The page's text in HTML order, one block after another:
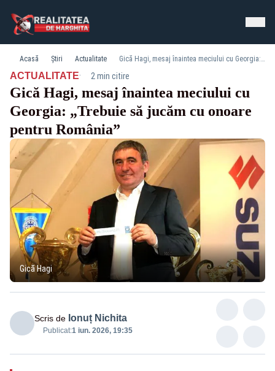
Acasă Știri Actualitate Gică Hagi, mesaj înaintea meciului cu Georgia: „Trebuie să jucăm cu onoare pentru România”
ACTUALITATE· 2 min citire
Gică Hagi, mesaj înaintea meciului cu
Georgia: „Trebuie să jucăm cu onoare
pentru România”
Gică Hagi
Scris de Ionuț Nichita
Publicat:1 iun. 2026, 19:35